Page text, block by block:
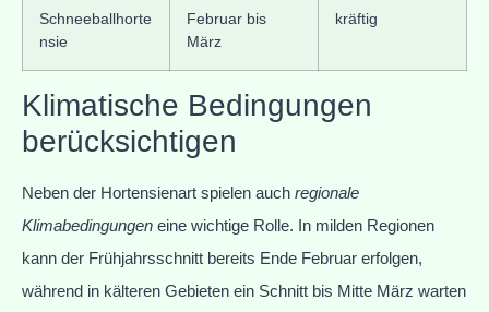
Schneeballhorte
nsie
Februar bis
März
kräftig
Klimatische Bedingungen
berücksichtigen
Neben der Hortensienart spielen auch regionale
Klimabedingungen eine wichtige Rolle. In milden Regionen
kann der Frühjahrsschnitt bereits Ende Februar erfolgen,
während in kälteren Gebieten ein Schnitt bis Mitte März warten